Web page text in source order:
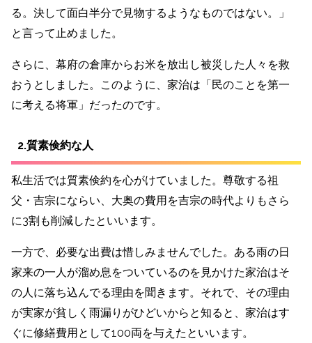
る。決して面白半分で見物するようなものではない。」
と言って止めました。
さらに、幕府の倉庫からお米を放出し被災した人々を救
おうとしました。このように、家治は「民のことを第一
に考える将軍」だったのです。
2.質素倹約な人
私生活では質素倹約を心がけていました。尊敬する祖
父・吉宗にならい、大奥の費用を吉宗の時代よりもさら
に3割も削減したといいます。
一方で、必要な出費は惜しみませんでした。 ある雨の日
家来の一人が溜め息をついているのを見かけた家治はそ
の人に落ち込んでる理由を聞きます。それで、その理由
が実家が貧しく雨漏りがひどいからと知ると、家治はす
ぐに修繕費用として100両を与えたといいます。